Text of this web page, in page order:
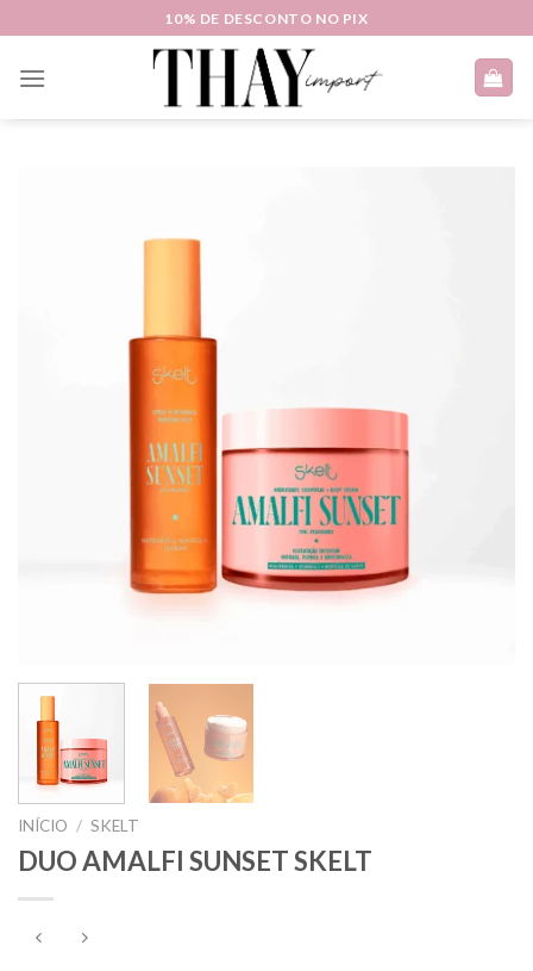
to
content
10% DE DESCONTO NO PIX
INÍCIO / SKELT
DUO AMALFI SUNSET SKELT